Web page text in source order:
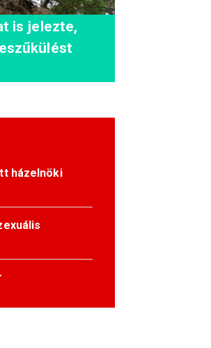
is jelezte,
házelnöki